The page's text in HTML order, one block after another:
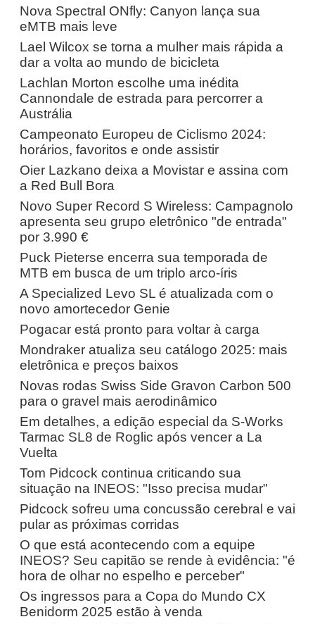
Nova Spectral ONfly: Canyon lança sua
eMTB mais leve
Lael Wilcox se torna a mulher mais rápida a
dar a volta ao mundo de bicicleta
Lachlan Morton escolhe uma inédita
Cannondale de estrada para percorrer a
Austrália
Campeonato Europeu de Ciclismo 2024:
horários, favoritos e onde assistir
Oier Lazkano deixa a Movistar e assina com
a Red Bull Bora
Novo Super Record S Wireless: Campagnolo
apresenta seu grupo eletrônico "de entrada"
por 3.990 €
Puck Pieterse encerra sua temporada de
MTB em busca de um triplo arco-íris
A Specialized Levo SL é atualizada com o
novo amortecedor Genie
Pogacar está pronto para voltar à carga
Mondraker atualiza seu catálogo 2025: mais
eletrônica e preços baixos
Novas rodas Swiss Side Gravon Carbon 500
para o gravel mais aerodinâmico
Em detalhes, a edição especial da S-Works
Tarmac SL8 de Roglic após vencer a La
Vuelta
Tom Pidcock continua criticando sua
situação na INEOS: "Isso precisa mudar"
Pidcock sofreu uma concussão cerebral e vai
pular as próximas corridas
O que está acontecendo com a equipe
INEOS? Seu capitão se rende à evidência: "é
hora de olhar no espelho e perceber"
Os ingressos para a Copa do Mundo CX
Benidorm 2025 estão à venda